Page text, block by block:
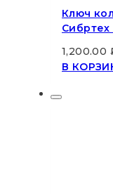
Ключ
Сибртех
1,200.00
В